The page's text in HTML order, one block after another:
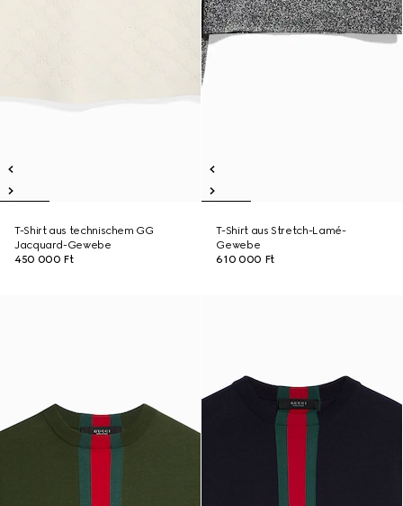
T-Shirt aus technischem GG
Jacquard-Gewebe
450 000 Ft
T-Shirt aus Stretch-Lamé-
Gewebe
610 000 Ft